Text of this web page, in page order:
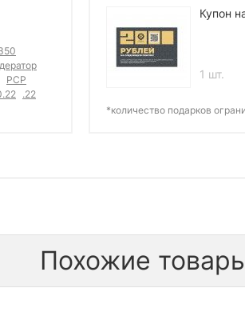
РСР
.22
Купон
1 шт.
*количество подарков
Похожие